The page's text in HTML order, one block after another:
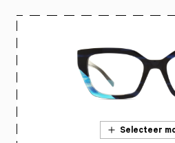
Selecteer